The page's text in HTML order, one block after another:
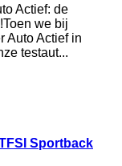
Actief: de
we bij
Auto Actief in
testaut...
Sportback